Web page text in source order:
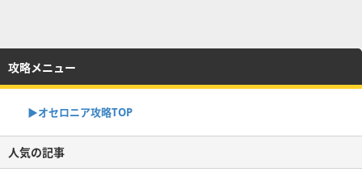
攻略メニュー
▶︎オセロニア攻略TOP
人気の記事